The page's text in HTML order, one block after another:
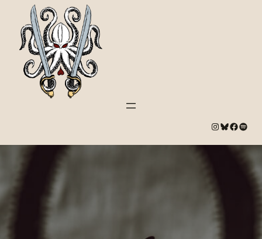
# Bluesky # Spotify